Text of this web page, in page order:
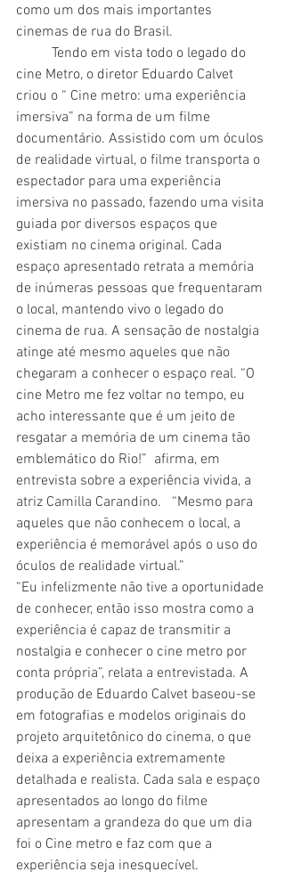
como um dos mais importantes
cinemas de rua do Brasil.
cine Metro, o diretor Eduardo Calvet
criou o “ Cine metro: uma experiência
imersiva” na forma de um filme
documentário. Assistido com um óculos
de realidade virtual, o filme transporta o
espectador para uma experiência
imersiva no passado, fazendo uma visita
guiada por diversos espaços que
existiam no cinema original. Cada
espaço apresentado retrata a memória
de inúmeras pessoas que frequentaram
o local, mantendo vivo o legado do
cinema de rua. A sensação de nostalgia
atinge até mesmo aqueles que não
chegaram a conhecer o espaço real. “O
cine Metro me fez voltar no tempo, eu
acho interessante que é um jeito de
resgatar a memória de um cinema tão
emblemático do Rio!”  afirma, em
entrevista sobre a experiência vivida, a
atriz Camilla Carandino.   “Mesmo para
aqueles que não conhecem o local, a
experiência é memorável após o uso do
óculos de realidade virtual.”
“Eu infelizmente não tive a oportunidade
de conhecer, então isso mostra como a
experiência é capaz de transmitir a
nostalgia e conhecer o cine metro por
conta própria”, relata a entrevistada. A
produção de Eduardo Calvet baseou-se
em fotografias e modelos originais do
projeto arquitetônico do cinema, o que
deixa a experiência extremamente
detalhada e realista. Cada sala e espaço
apresentados ao longo do filme
apresentam a grandeza do que um dia
foi o Cine metro e faz com que a
experiência seja inesquecível.